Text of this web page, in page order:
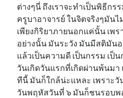
ต่างๆนี่ ถึงเราจะทำเป็นพิธีกร
ครูบาอาจารย์ ในจิตจริงๆมัน
เพียงกิริยาภายนอกแค่นั้น เพ
อย่างนั้น มันระวัง มันมีสติมัน
แล้วเป็นความดี เป็นกรรม เป็
วันเกิดวันแรกที่เกิดผ่านพ้นม
ทีนี้ มันก็ใกล้น่ะแหละ เพราะ
วันพฤหัสวันที่ ๖ มันก็ชนรอบพ